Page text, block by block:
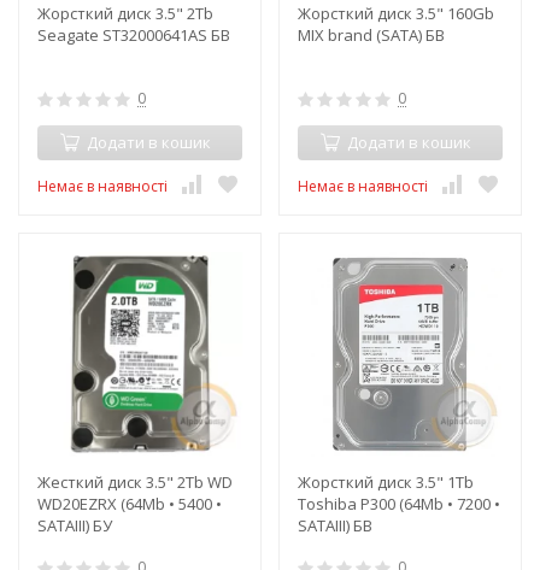
Жорсткий диск 3.5" 2Tb
Seagate ST32000641AS БВ
0
Додати в кошик
Немає в наявності
Жорсткий диск 3.5" 160Gb
MIX brand (SATA) БВ
0
Додати в кошик
Немає в наявності
Жесткий диск 3.5" 2Tb WD
WD20EZRX (64Mb • 5400 •
SATAIII) БУ
Жорсткий диск 3.5" 1Tb
Toshiba P300 (64Mb • 7200 •
SATAIII) БВ